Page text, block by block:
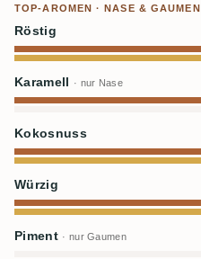
TOP-AROMEN · NASE & GAUMEN
Röstig
Karamell · nur Nase
Kokosnuss
Würzig
Piment · nur Gaumen